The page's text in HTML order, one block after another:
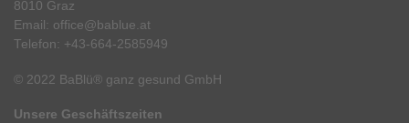
8010 Graz
Email: office@bablue.at
Telefon: +43-664-2585949
© 2022 BaBlü® ganz gesund GmbH
Unsere Geschäftszeiten